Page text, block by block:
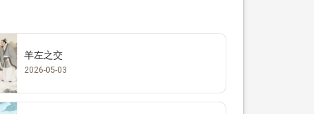
羊左之交
2026-05-03